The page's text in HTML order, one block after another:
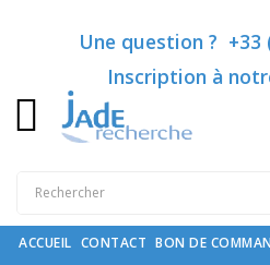
Ajouter à ma
add_circle_outline Créer une nouvelle liste
Créer une liste
Nom de la liste d'envies
Connexion
Vous devez être connecté
Une question ? +33
Inscription à
Rubriques
de
spécifiques
ACCUEIL CONTACT BON DE